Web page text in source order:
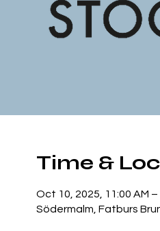
Time &
Oct 10, 2025, 11:00 AM –
Södermalm, Fatburs